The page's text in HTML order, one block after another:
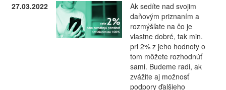
27.03.2022
Ak sedíte nad svojim
daňovým priznaním a
rozmýšľate na čo je
vlastne dobré, tak min.
pri 2% z jeho hodnoty o
tom môžete rozhodnúť
sami. Budeme radi, ak
zvážite aj možnosť
podpory ďalšieho